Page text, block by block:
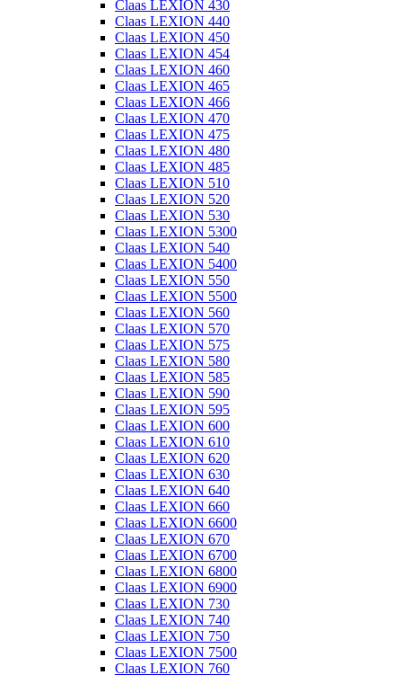
Claas LEXION 430
Claas LEXION 440
Claas LEXION 450
Claas LEXION 454
Claas LEXION 460
Claas LEXION 465
Claas LEXION 466
Claas LEXION 470
Claas LEXION 475
Claas LEXION 480
Claas LEXION 485
Claas LEXION 510
Claas LEXION 520
Claas LEXION 530
Claas LEXION 5300
Claas LEXION 540
Claas LEXION 5400
Claas LEXION 550
Claas LEXION 5500
Claas LEXION 560
Claas LEXION 570
Claas LEXION 575
Claas LEXION 580
Claas LEXION 585
Claas LEXION 590
Claas LEXION 595
Claas LEXION 600
Claas LEXION 610
Claas LEXION 620
Claas LEXION 630
Claas LEXION 640
Claas LEXION 660
Claas LEXION 6600
Claas LEXION 670
Claas LEXION 6700
Claas LEXION 6800
Claas LEXION 6900
Claas LEXION 730
Claas LEXION 740
Claas LEXION 750
Claas LEXION 7500
Claas LEXION 760